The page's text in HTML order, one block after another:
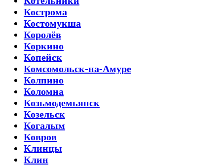
Кострома
Костомукша
Королёв
Коркино
Копейск
Комсомольск-на-Амуре
Колпино
Коломна
Козьмодемьянск
Козельск
Когалым
Ковров
Клинцы
Клин